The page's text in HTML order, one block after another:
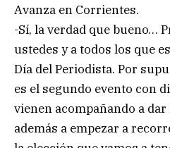
Avanza en Corrientes.
-Sí, la verdad que bueno…
ustedes y a todos los que
Día del Periodista. Por
es el segundo evento con
vienen acompañando a
además a empezar a